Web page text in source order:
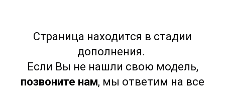
Страница находится в стадии
дополнения.
Если Вы не нашли свою модель,
позвоните нам, мы ответим на все